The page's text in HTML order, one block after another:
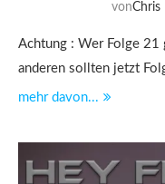
vonChris
Achtung : Wer Folge 21
anderen sollten jetzt
mehr davon...